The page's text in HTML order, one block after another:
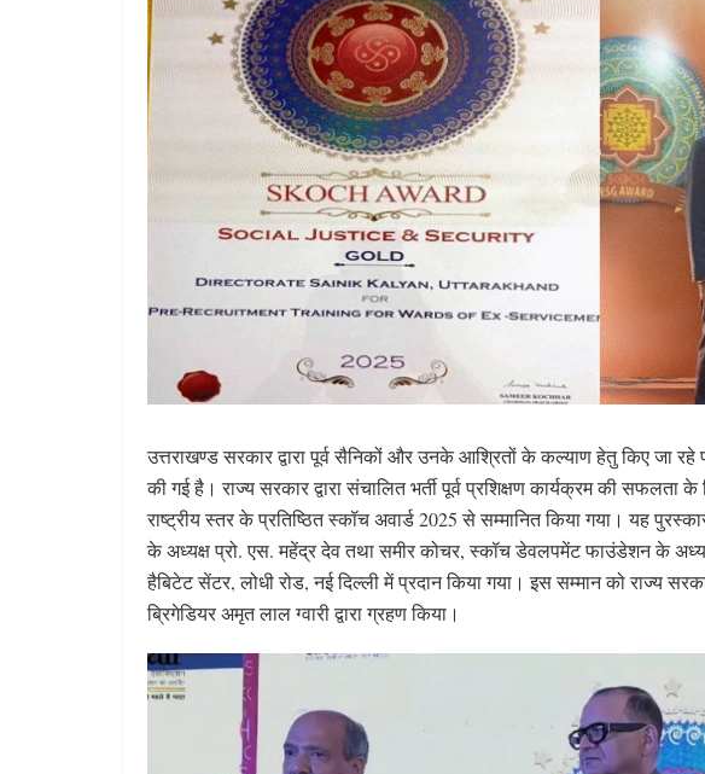
उत्तराखण्ड सरकार द्वारा पूर्व सैनिकों और उनके आश्रितों के कल्याण हेतु किए जा रहे
की गई है। राज्य सरकार द्वारा संचालित भर्ती पूर्व प्रशिक्षण कार्यक्रम की सफलता
राष्ट्रीय स्तर के प्रतिष्ठित स्कॉच अवार्ड 2025 से सम्मानित किया गया। यह
के अध्यक्ष प्रो. एस. महेंद्र देव तथा समीर कोचर, स्कॉच डेवलपमेंट फाउंडेशन के अध्यक्ष
हैबिटेट सेंटर, लोधी रोड, नई दिल्ली में प्रदान किया गया। इस सम्मान को राज्य
ब्रिगेडियर अमृत लाल ग्वारी द्वारा ग्रहण किया।